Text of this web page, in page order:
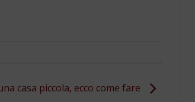
casa piccola, ecco come fare